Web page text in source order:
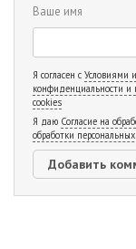
Ваше имя
Я согласен с Условиями
конфиденциальности и
cookies
Я даю Согласие на
обработки